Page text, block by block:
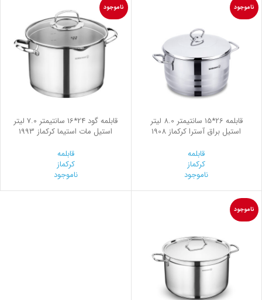
ناموجود
قابلمه 26*15 سانتیمتر 8.0 لیتر
استیل براق آسترا کرکماز 1908
قابلمه
کرکماز
ناموجود
ناموجود
قابلمه گود 24*16 سانتیمتر 7.0 لیتر
استیل مات استیما کرکماز 1993
قابلمه
کرکماز
ناموجود
ناموجود